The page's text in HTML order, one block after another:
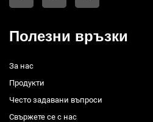
Полезни връзки
За нас
Продукти
Често задавани въпроси
Свържете се с нас